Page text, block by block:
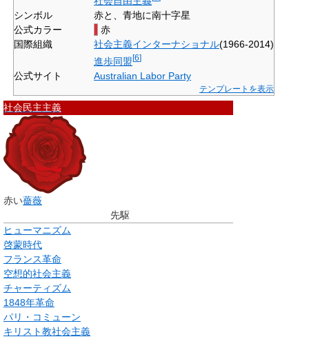
シンボル
赤と、青地に南十字星
公式カラー
赤
国際組織
社会主義インターナショナル(1966-2014)
進歩同盟[6]
公式サイト Australian Labor Party
テンプレートを表示
社会民主主義
赤い薔薇
先駆
ヒューマニズム
啓蒙時代
フランス革命
空想的社会主義
チャーティズム
1848年革命
パリ・コミューン
キリスト教社会主義